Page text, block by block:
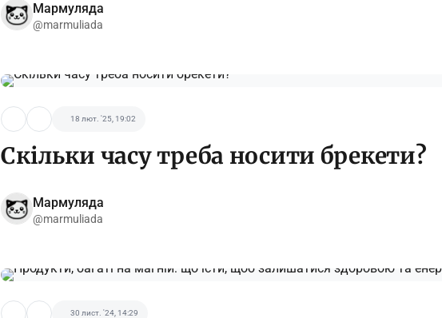
Мармуляда
@marmuliada
18 лют. '25, 19:02
Скільки часу треба носити брекети?
Мармуляда
@marmuliada
30 лист. '24, 14:29